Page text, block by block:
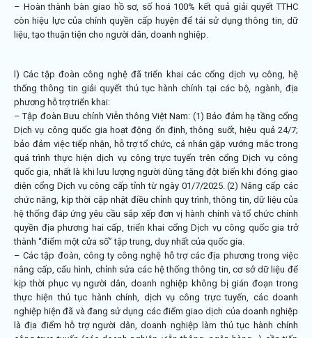
– Hoàn thành bàn giao hồ sơ, số hoá 100% kết quả giải quyết TTHC
còn hiệu lực của chính quyền cấp huyện để tái sử dụng thông tin, dữ
liệu, tạo thuận tiện cho người dân, doanh nghiệp.
l) Các tập đoàn công nghệ đã triển khai các cổng dịch vụ công, hệ
thống thông tin giải quyết thủ tục hành chính tại các bộ, ngành, địa
phương hỗ trợ triển khai:
– Tập đoàn Bưu chính Viễn thông Việt Nam: (1) Bảo đảm hạ tầng cổng
Dịch vụ công quốc gia hoạt động ổn định, thông suốt, hiệu quả 24/7;
bảo đảm việc tiếp nhận, hỗ trợ tổ chức, cá nhân gặp vướng mắc trong
quá trình thực hiện dịch vụ công trực tuyến trên cổng Dịch vụ công
quốc gia, nhất là khi lưu lượng người dùng tăng đột biến khi đóng giao
diện cổng Dịch vụ công cấp tỉnh từ ngày 01/7/2025. (2) Nâng cấp các
chức năng, kịp thời cập nhật điều chỉnh quy trình, thông tin, dữ liệu của
hệ thống đáp ứng yêu cầu sắp xếp đơn vị hành chính và tổ chức chính
quyền địa phương hai cấp, triển khai cổng Dịch vụ công quốc gia trở
thành “điểm một cửa số” tập trung, duy nhất của quốc gia.
– Các tập đoàn, công ty công nghệ hỗ trợ các địa phương trong việc
nâng cấp, cấu hình, chỉnh sửa các hệ thống thông tin, cơ sở dữ liệu để
kịp thời phục vụ người dân, doanh nghiệp không bị gián đoạn trong
thực hiện thủ tục hành chính, dịch vụ công trực tuyến, các doanh
nghiệp hiện đã và đang sử dụng các điểm giao dịch của doanh nghiệp
là địa điểm hỗ trợ người dân, doanh nghiệp làm thủ tục hành chính